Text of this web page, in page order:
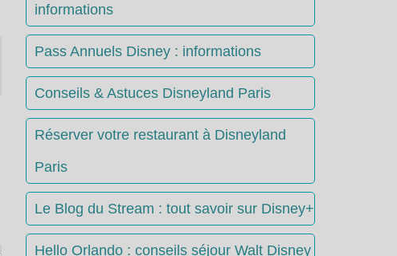
informations
Pass Annuels Disney : informations
Conseils & Astuces Disneyland Paris
Réserver votre restaurant à Disneyland
Paris
Le Blog du Stream : tout savoir sur Disney+
Hello Orlando : conseils séjour Walt Disney